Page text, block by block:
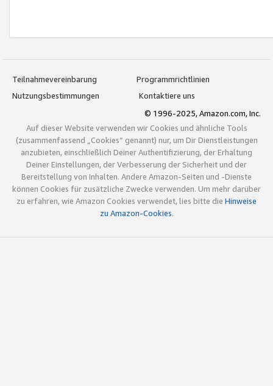
Teilnahmevereinbarung
Programmrichtlinien
Nutzungsbestimmungen
Kontaktiere uns
© 1996-2025, Amazon.com, Inc.
Auf dieser Website verwenden wir Cookies und ähnliche Tools
(zusammenfassend „Cookies“ genannt) nur, um Dir Dienstleistungen
anzubieten, einschließlich Deiner Authentifizierung, der Erhaltung
Deiner Einstellungen, der Verbesserung der Sicherheit und der
Bereitstellung von Inhalten. Andere Amazon-Seiten und -Dienste
können Cookies für zusätzliche Zwecke verwenden. Um mehr darüber
zu erfahren, wie Amazon Cookies verwendet, lies bitte die Hinweise
zu Amazon-Cookies.